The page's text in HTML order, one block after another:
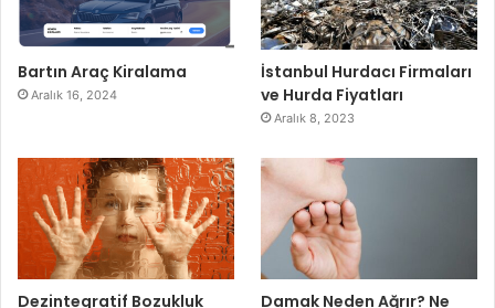
Bartın Araç Kiralama
Aralık 16, 2024
İstanbul Hurdacı Firmaları
ve Hurda Fiyatları
Aralık 8, 2023
Dezintegratif Bozukluk Damak Neden Ağrır? Ne